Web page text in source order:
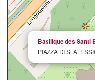
Basilique des Santi
PIAZZA DI S.